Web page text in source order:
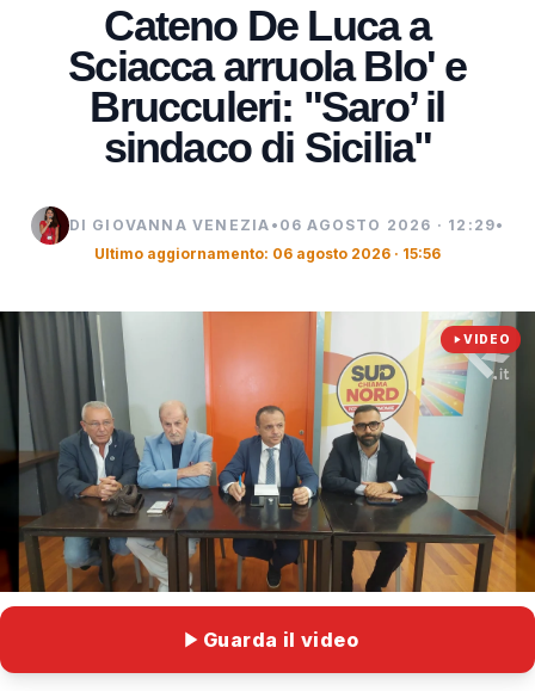
Cateno De Luca a
Sciacca arruola Blo' e
Brucculeri: "Saro’ il
sindaco di Sicilia"
DI GIOVANNA VENEZIA • 06 AGOSTO 2026 · 12:29•
Ultimo aggiornamento: 06 agosto 2026 · 15:56
VIDEO
Guarda il video